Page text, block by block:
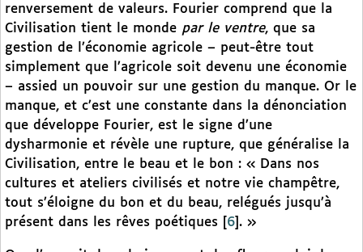
renversement de valeurs. Fourier comprend que la
Civilisation tient le monde par le ventre, que sa
gestion de l’économie agricole – peut-être tout
simplement que l’agricole soit devenu une économie
– assied un pouvoir sur une gestion du manque. Or le
manque, et c’est une constante dans la dénonciation
que développe Fourier, est le signe d’une
dysharmonie et révèle une rupture, que généralise la
Civilisation, entre le beau et le bon : « Dans nos
cultures et ateliers civilisés et notre vie champêtre,
tout s’éloigne du bon et du beau, relégués jusqu’à
présent dans les rêves poétiques
6 . »